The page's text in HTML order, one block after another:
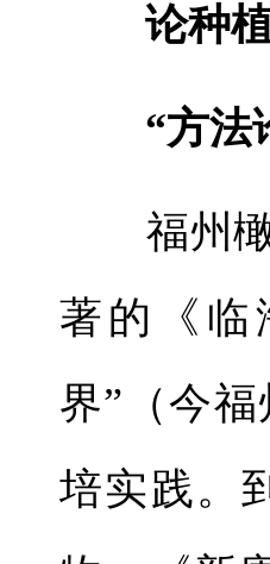
论种
“方法论
福州橄
著的《临
界”（今
培实践。